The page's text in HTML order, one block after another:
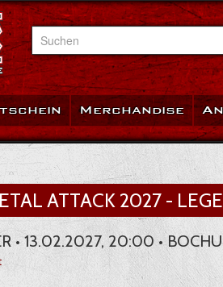
Suchen
Merchandise
ATTACK 2027 -
• 13.02.2027, 20:00 •